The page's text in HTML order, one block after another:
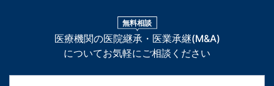
無料相談
医療機関の医院継承・医業承継(M&A)
についてお気軽にご相談ください